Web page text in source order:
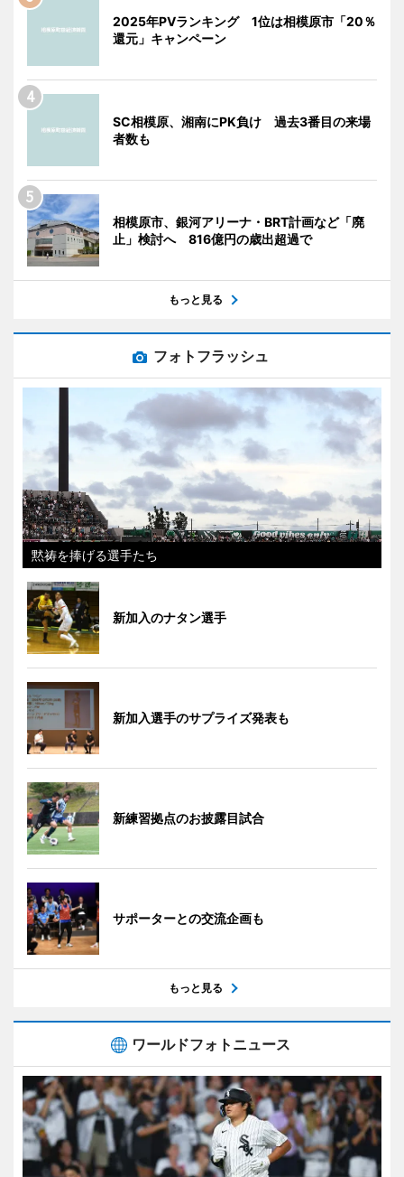
2025年PVランキング 1位は相模原市「20％
還元」キャンペーン
SC相模原、湘南にPK負け 過去3番目の来場
者数も
相模原市、銀河アリーナ・BRT計画など「廃
止」検討へ 816億円の歳出超過で
もっと見る
フォトフラッシュ
黙祷を捧げる選手たち
新加入のナタン選手
新加入選手のサプライズ発表も
新練習拠点のお披露目試合
サポーターとの交流企画も
もっと見る
ワールドフォトニュース